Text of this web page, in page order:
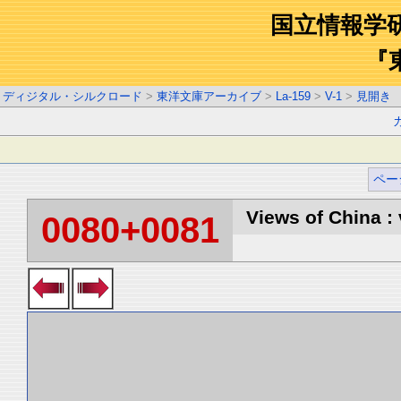
国立情報学
『
ディジタル・シルクロード > 東洋文庫アーカイブ > La-159 > V-1 > 見開き
ペー
0080+0081 Views of China :